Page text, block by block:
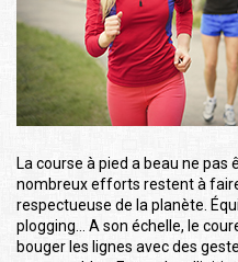
La course à pied a beau ne pas
nombreux efforts restent à
respectueuse de la planète.
plogging… A son échelle, le
bouger les lignes avec des